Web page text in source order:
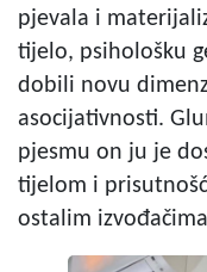
pjevala i
tijelo, psihološku
dobili novu
asocijativnosti.
pjesmu on ju je
tijelom i
ostalim